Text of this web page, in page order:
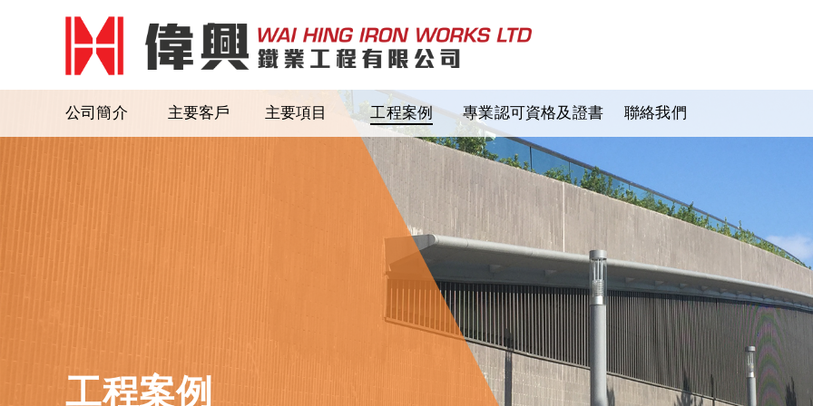
公司簡介 主要客戶 主要項目 工程案例 專業認可資格及證書 聯絡我們
工程案例